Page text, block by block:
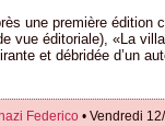
une première
vue éditoriale), «La
et débridée d’un
Federico • Vendredi